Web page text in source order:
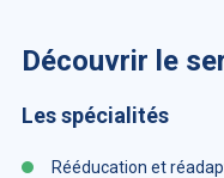
Découvrir le
Les spécialités
Rééducation et